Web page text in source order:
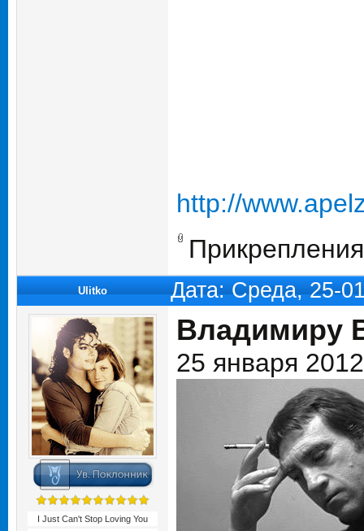
http://
Ulitko Дата: Среда, 25-
I Just Can't Stop Loving You
Владимиру
25 января 2012